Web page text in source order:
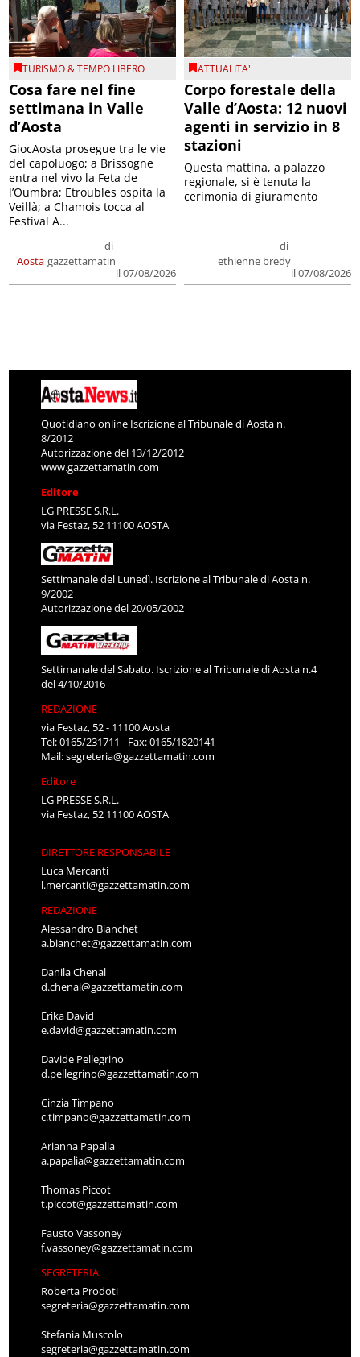
TURISMO & TEMPO LIBERO
Cosa fare nel fine
settimana in Valle
d’Aosta
Aosta
di
gazzettamatin
il 07/08/2026
GiocAosta prosegue tra le vie
del capoluogo; a Brissogne
entra nel vivo la Feta de
l’Oumbra; Etroubles ospita la
Veillà; a Chamois tocca al
Festival A...
ATTUALITA'
Corpo forestale della
Valle d’Aosta: 12 nuovi
agenti in servizio in 8
stazioni
di
ethienne bredy
il 07/08/2026
Questa mattina, a palazzo
regionale, si è tenuta la
cerimonia di giuramento
Quotidiano online Iscrizione al Tribunale di Aosta n.
8/2012
Autorizzazione del 13/12/2012
www.gazzettamatin.com
Editore
LG PRESSE S.R.L.
via Festaz, 52 11100 AOSTA
Settimanale del Lunedì. Iscrizione al Tribunale di Aosta n.
9/2002
Autorizzazione del 20/05/2002
Settimanale del Sabato. Iscrizione al Tribunale di Aosta n.4
del 4/10/2016
REDAZIONE
via Festaz, 52 - 11100 Aosta
Tel: 0165/231711 - Fax: 0165/1820141
Mail:segreteria@gazzettamatin.com
Editore
LG PRESSE S.R.L.
via Festaz, 52 11100 AOSTA
DIRETTORE RESPONSABILE
Luca Mercanti
l.mercanti@gazzettamatin.com
REDAZIONE
Alessandro Bianchet
a.bianchet@gazzettamatin.com
Danila Chenal
d.chenal@gazzettamatin.com
Erika David
e.david@gazzettamatin.com
Davide Pellegrino
d.pellegrino@gazzettamatin.com
Cinzia Timpano
c.timpano@gazzettamatin.com
Arianna Papalia
a.papalia@gazzettamatin.com
Thomas Piccot
t.piccot@gazzettamatin.com
Fausto Vassoney
f.vassoney@gazzettamatin.com
SEGRETERIA
Roberta Prodoti
segreteria@gazzettamatin.com
Stefania Muscolo
segreteria@gazzettamatin.com